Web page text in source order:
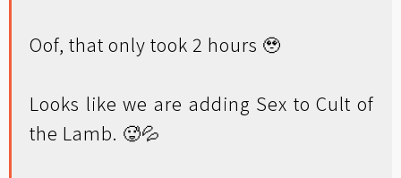
Oof, that only took 2 hours 🥹
Looks like we are adding Sex to Cult of
the Lamb. 🥵💦